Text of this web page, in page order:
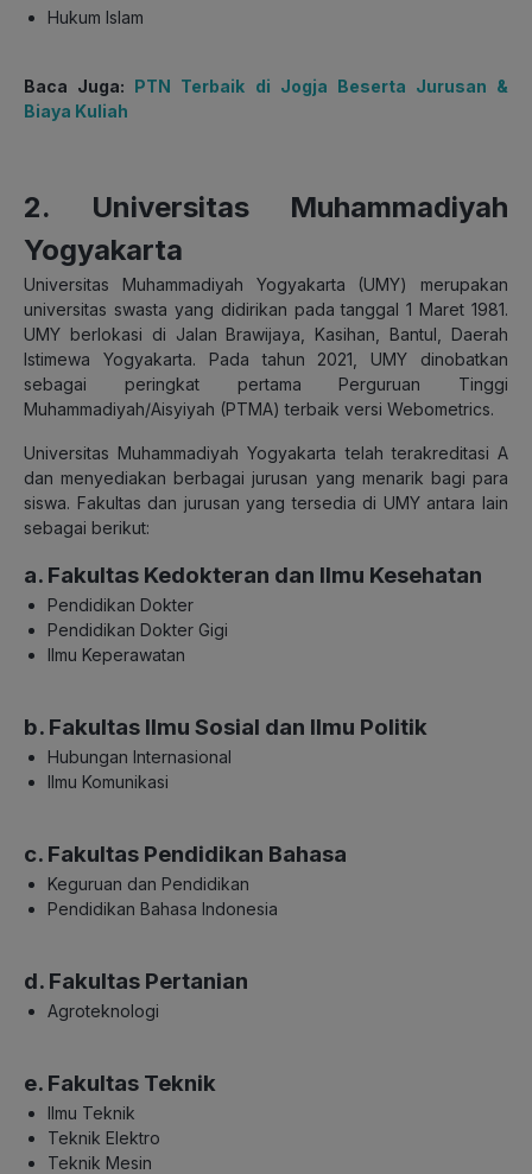
Hukum Islam
Baca Juga: PTN Terbaik di Jogja Beserta Jurusan &
Biaya Kuliah
2. Universitas Muhammadiyah
Yogyakarta
Universitas Muhammadiyah Yogyakarta (UMY) merupakan
universitas swasta yang didirikan pada tanggal 1 Maret 1981.
UMY berlokasi di Jalan Brawijaya, Kasihan, Bantul, Daerah
Istimewa Yogyakarta. Pada tahun 2021, UMY dinobatkan
sebagai peringkat pertama Perguruan Tinggi
Muhammadiyah/Aisyiyah (PTMA) terbaik versi Webometrics.
Universitas Muhammadiyah Yogyakarta telah terakreditasi A
dan menyediakan berbagai jurusan yang menarik bagi para
siswa. Fakultas dan jurusan yang tersedia di UMY antara lain
sebagai berikut:
a. Fakultas Kedokteran dan Ilmu Kesehatan
Pendidikan Dokter
Pendidikan Dokter Gigi
Ilmu Keperawatan
b. Fakultas Ilmu Sosial dan Ilmu Politik
Hubungan Internasional
Ilmu Komunikasi
c. Fakultas Pendidikan Bahasa
Keguruan dan Pendidikan
Pendidikan Bahasa Indonesia
d. Fakultas Pertanian
Agroteknologi
e. Fakultas Teknik
Ilmu Teknik
Teknik Elektro
Teknik Mesin